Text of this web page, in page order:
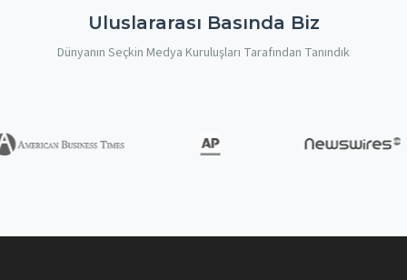
Uluslararası Basında Biz
Dünyanın Seçkin Medya Kuruluşları Tarafından Tanındık